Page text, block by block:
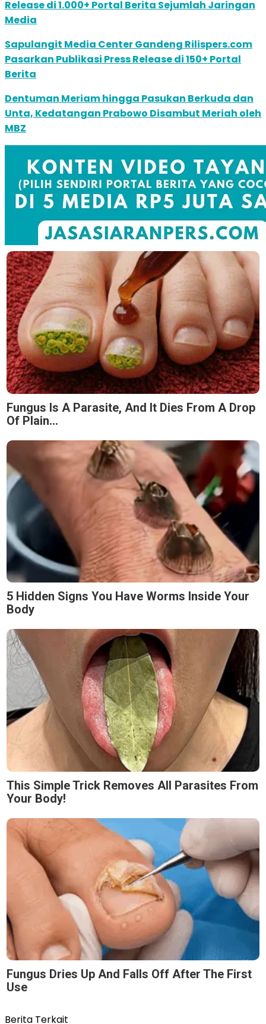
Release di 1.000+ Portal Berita Sejumlah Jaringan
Media
Sapulangit Media Center Gandeng Rilispers.com
Pasarkan Publikasi Press Release di 150+ Portal
Berita
Dentuman Meriam hingga Pasukan Berkuda dan
Unta, Kedatangan Prabowo Disambut Meriah oleh
MBZ
Fungus Is A Parasite, And It Dies From A Drop
Of Plain...
5 Hidden Signs You Have Worms Inside Your
Body
This Simple Trick Removes All Parasites From
Your Body!
Fungus Dries Up And Falls Off After The First
Use
Berita Terkait